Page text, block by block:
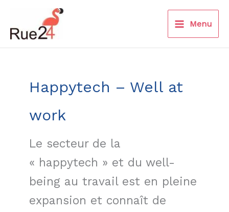
contenu
Menu
Happytech – Well at
work
Le secteur de la
« happytech » et du well-
being au travail est en pleine
expansion et connaît de